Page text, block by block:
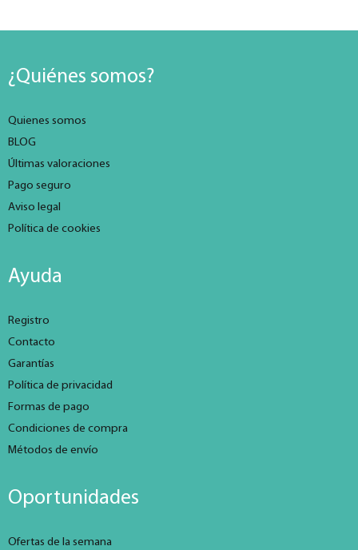
¿Quiénes somos?
Quienes somos
BLOG
Últimas valoraciones
Pago seguro
Aviso legal
Política de cookies
Ayuda
Registro
Contacto
Garantías
Política de privacidad
Formas de pago
Condiciones de compra
Métodos de envío
Oportunidades
Ofertas de la semana